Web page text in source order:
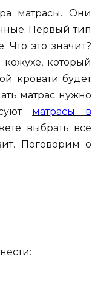
матрасы. Они
Первый тип
Что это значит?
который
кровати будет
матрас нужно
матрасы в
выбрать все
Поговорим о